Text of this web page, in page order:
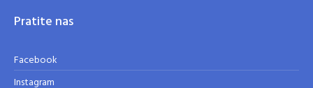
Pratite nas
Facebook
Instagram